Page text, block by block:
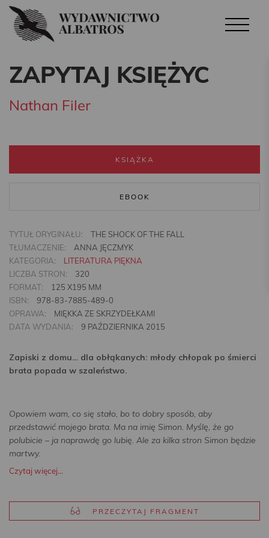
ZAPYTAJ KSIĘŻYC
Nathan Filer
KSIĄŻKA
EBOOK
TYTUŁ ORYGINAŁU:
THE SHOCK OF THE FALL
TŁUMACZENIE:
ANNA JĘCZMYK
KATEGORIA:
LITERATURA PIĘKNA
LICZBA STRON:
320
FORMAT:
125 X195 MM
ISBN:
978-83-7885-489-0
OPRAWA:
MIĘKKA ZE SKRZYDEŁKAMI
DATA WYDANIA:
9 PAŹDZIERNIKA 2015
Zapiski z domu… dla obłąkanych: młody chłopak po śmierci
brata popada w szaleństwo.
Opowiem wam, co się stało, bo to dobry sposób, aby
przedstawić mojego brata. Ma na imię Simon. Myślę, że go
polubicie – ja naprawdę go lubię. Ale za kilka stron Simon będzie
martwy.
Czytaj więcej...
PRZECZYTAJ FRAGMENT